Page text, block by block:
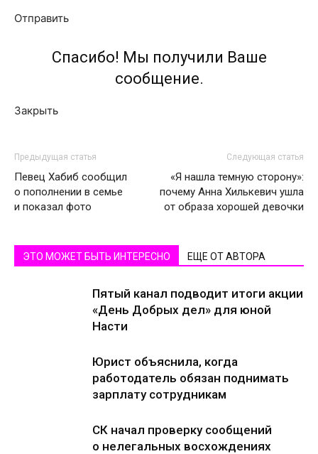
Отправить
Спасибо! Мы получили Ваше
сообщение.
Закрыть
Предыдущая статья
Певец Хабиб сообщил
о пополнении в семье
и показал фото
Следующая статья
«Я нашла темную сторону»:
почему Анна Хилькевич ушла
от образа хорошей девочки
ЭТО МОЖЕТ БЫТЬ ИНТЕРЕСНО ЕЩЕ ОТ АВТОРА
Пятый канал подводит итоги акции
«День Добрых дел» для юной
Насти
Юрист объяснила, когда
работодатель обязан поднимать
зарплату сотрудникам
СК начал проверку сообщений
о нелегальных восхождениях